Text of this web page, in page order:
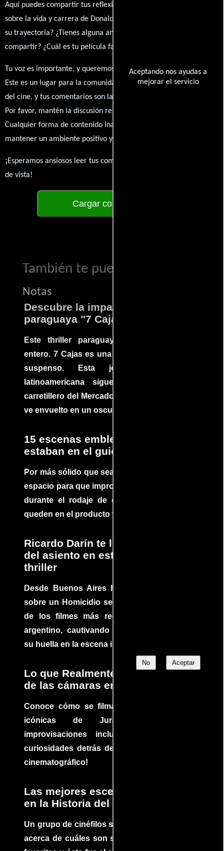
Aceptando nos ayudas a
mejorar el servicio
No Aceptar
Aquí puedes compartir tus reflexiones, anécdotas y opiniones
sobre la vida y carrera de Donald Julson. ¿Qué te ha inspirado de
su trayectoria? ¿Tienes alguna anécdota personal que desees
compartir? ¿Cuál es tu película favorita en la que ha participado?
Tu voz es importante, y queremos escuchar tus pensamientos.
Este es un lugar para la comunidad de admiradores y amantes
del cine, y tus comentarios son la esencia de esta conversación.
Por favor, mantén la discusión respetuosa y constructiva.
Cualquier forma de contenido inapropiado será eliminado para
mantener un ambiente positivo y enriquecedor para todos.
¡Esperamos ansiosos leer tus comentarios y conocer tus puntos
de vista!
Cargar comentarios
También te puede interesar...
Notas
Descubre la impactante película
paraguaya "7 Cajas"
Este thriller paraguayo cautivó al mundo
entero. 7 Cajas es una explosión de acción y
suspenso. Esta joya cinematográfica
latinoamericana sigue la historia de un
carretillero del Mercado 4 de Asunción que se
ve envuelto en un oscuro mundo de crimen
15 escenas emblemáticas que no
estaban en el guion
Por más sólido que sea un guión siempre hay
espacio para que improvisaciones que se dan
durante el rodaje de determinadas escenas
queden en el producto final.
Ricardo Darín te llevará al borde
del asiento en este increíble
thriller
Desde Buenos Aires hasta el mundo, Tesis
sobre un Homicidio se ha convertido en uno
de los filmes más recomendados del cine
argentino, cautivando audiencias y dejando
su huella en la escena internacional.
Lo que Realmente Sucedió detrás
de las cámaras en Jurassic Park
Conoce cómo se filmaron algunas escenas
icónicas de Jurassic Park, con
improvisaciones incluidas. ¡Descubre las
curiosidades detrás del rodaje de un clásico
cinematográfico!
Las mejores escenas de acción
en la Historia del cine
Un grupo de cinéfilos se juntaron para debatir
acerca de cuáles son sus escenas de acción